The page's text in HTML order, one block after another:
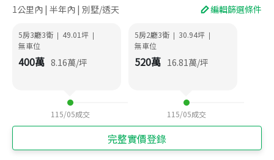
1公里內 | 半年內 | 別墅/透天 編輯篩選條件
5房3廳3衛 | 49.01坪 |
無車位
400萬 8.16萬/坪
115/05成交
5房2廳3衛 | 30.94坪 |
無車位
520萬 16.81萬/坪
115/05成交
完整實價登錄